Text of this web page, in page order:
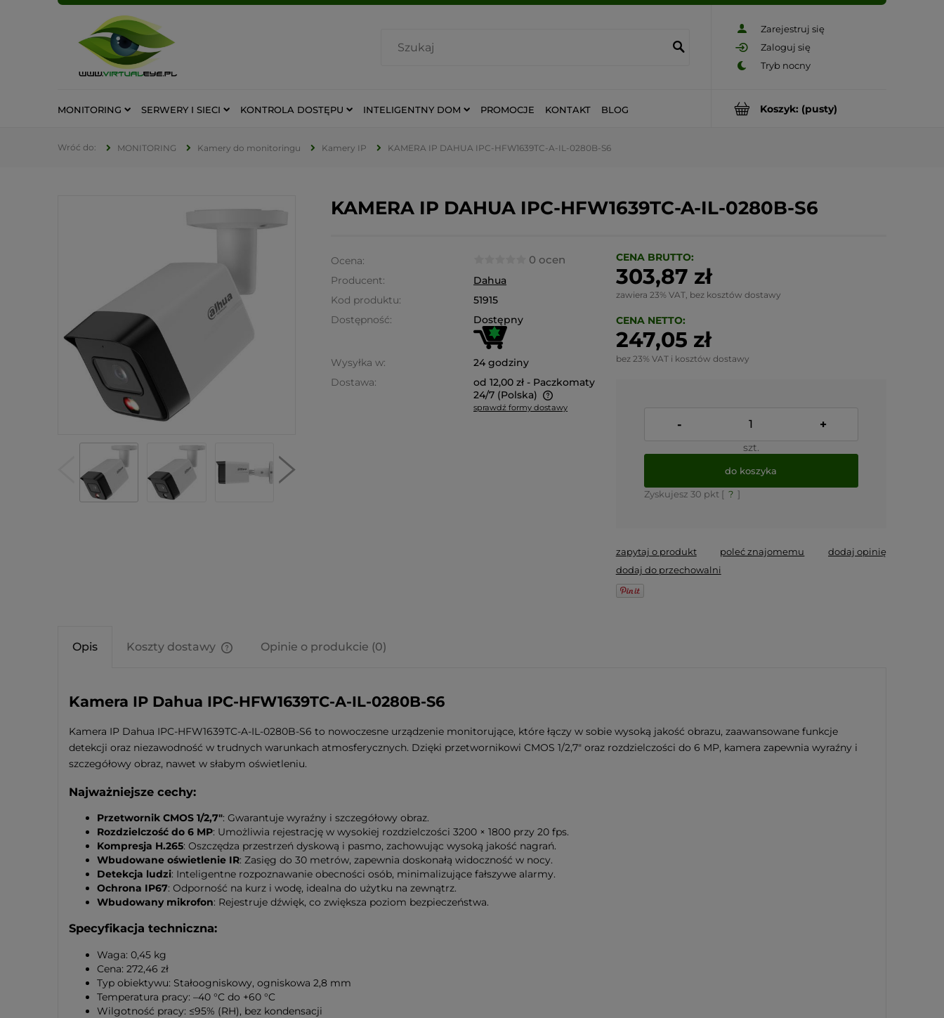
Zarejestruj się
Zaloguj się
Koszyk: (pusty)
MONITORING SERWERY I SIECI KONTROLA DOSTĘPU INTELIGENTNY DOM PROMOCJE KONTAKT BLOG
MONITORING Kamery do monitoringu Kamery IP KAMERA IP DAHUA IPC-HFW1639TC-A-IL-0280B-S6
KAMERA IP DAHUA IPC-HFW1639TC-A-IL-0280B-S6
Ocena: 0 ocen
Producent:
Dahua
Kod produktu:
51915
Dostępność:
Dostępny
Wysyłka w:
24 godziny
Dostawa:
od 12,00 zł - Paczkomaty
24/7 (Polska)
sprawdź formy dostawy
CENA BRUTTO:
303,87 zł
zawiera 23% VAT, bez kosztów dostawy
CENA NETTO:
247,05 zł
bez 23% VAT i kosztów dostawy
- +
szt.
do koszyka
Zyskujesz 30 pkt [ ? ]
zapytaj o produkt poleć znajomemu
dodaj opinię
dodaj do przechowalni
Opis Koszty dostawy Opinie o produkcie (0)
Kamera IP Dahua IPC-HFW1639TC-A-IL-0280B-S6
Kamera IP Dahua IPC-HFW1639TC-A-IL-0280B-S6 to nowoczesne urządzenie monitorujące, które łączy w sobie wysoką jakość obrazu, zaawansowane funkcje
detekcji oraz niezawodność w trudnych warunkach atmosferycznych. Dzięki przetwornikowi CMOS 1/2,7" oraz rozdzielczości do 6 MP, kamera zapewnia wyraźny i
szczegółowy obraz, nawet w słabym oświetleniu.
Najważniejsze cechy:
Przetwornik CMOS 1/2,7": Gwarantuje wyraźny i szczegółowy obraz.
Rozdzielczość do 6 MP: Umożliwia rejestrację w wysokiej rozdzielczości 3200 × 1800 przy 20 fps.
Kompresja H.265: Oszczędza przestrzeń dyskową i pasmo, zachowując wysoką jakość nagrań.
Wbudowane oświetlenie IR: Zasięg do 30 metrów, zapewnia doskonałą widoczność w nocy.
Detekcja ludzi: Inteligentne rozpoznawanie obecności osób, minimalizujące fałszywe alarmy.
Ochrona IP67: Odporność na kurz i wodę, idealna do użytku na zewnątrz.
Wbudowany mikrofon: Rejestruje dźwięk, co zwiększa poziom bezpieczeństwa.
Specyfikacja techniczna:
Waga: 0,45 kg
Cena: 272,46 zł
Typ obiektywu: Stałoogniskowy, ogniskowa 2,8 mm
Temperatura pracy: –40 °C do +60 °C
Wilgotność pracy: ≤95% (RH), bez kondensacji